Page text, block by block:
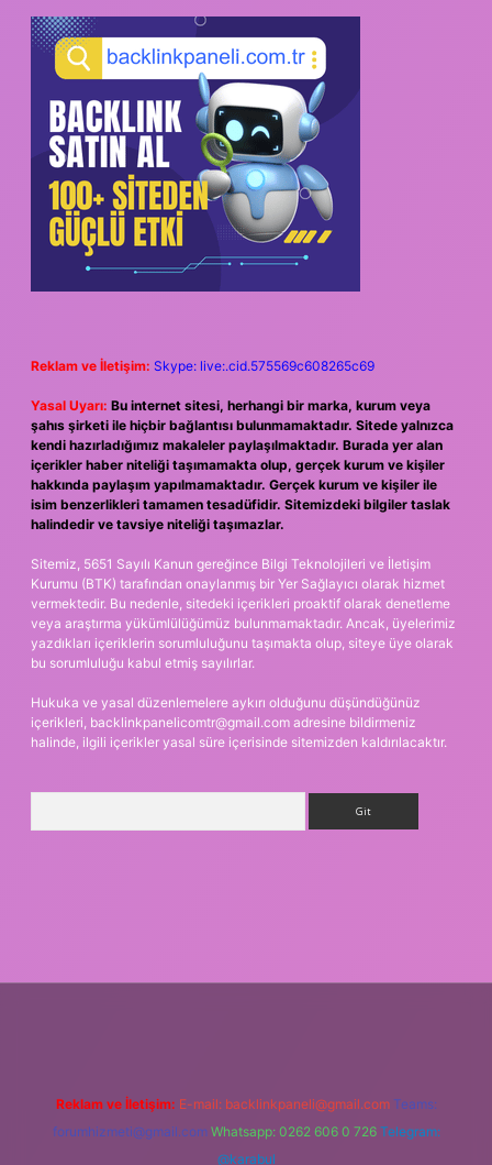
Reklam ve İletişim: Skype: live:.cid.575569c608265c69
Yasal Uyarı: Bu internet sitesi, herhangi bir marka, kurum veya
şahıs şirketi ile hiçbir bağlantısı bulunmamaktadır. Sitede yalnızca
kendi hazırladığımız makaleler paylaşılmaktadır. Burada yer alan
içerikler haber niteliği taşımamakta olup, gerçek kurum ve kişiler
hakkında paylaşım yapılmamaktadır. Gerçek kurum ve kişiler ile
isim benzerlikleri tamamen tesadüfidir. Sitemizdeki bilgiler taslak
halindedir ve tavsiye niteliği taşımazlar.
Sitemiz, 5651 Sayılı Kanun gereğince Bilgi Teknolojileri ve İletişim
Kurumu (BTK) tarafından onaylanmış bir Yer Sağlayıcı olarak hizmet
vermektedir. Bu nedenle, sitedeki içerikleri proaktif olarak denetleme
veya araştırma yükümlülüğümüz bulunmamaktadır. Ancak, üyelerimiz
yazdıkları içeriklerin sorumluluğunu taşımakta olup, siteye üye olarak
bu sorumluluğu kabul etmiş sayılırlar.
Hukuka ve yasal düzenlemelere aykırı olduğunu düşündüğünüz
içerikleri, backlinkpanelicomtr@gmail.com adresine bildirmeniz
halinde, ilgili içerikler yasal süre içerisinde sitemizden kaldırılacaktır.
Reklam ve İletişim: E-mail: backlinkpaneli@gmail.com Teams:
forumhizmeti@gmail.com Whatsapp: 0262 606 0 726 Telegram:
@karabul